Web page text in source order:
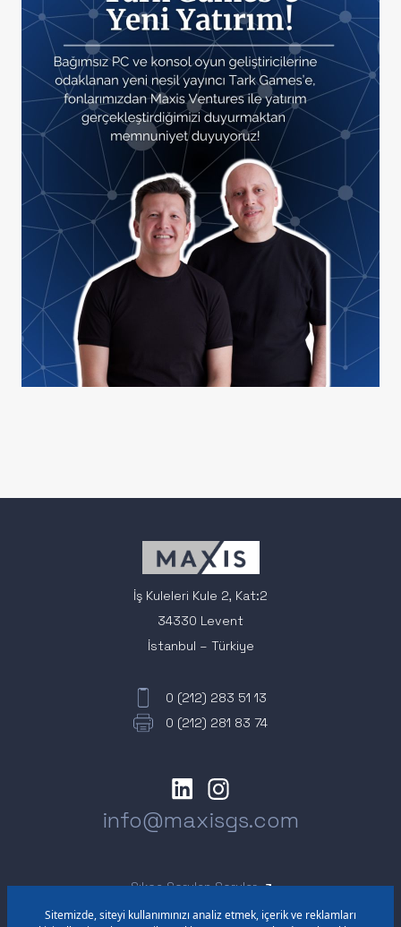
İş Kuleleri Kule 2, Kat:2
34330 Levent
İstanbul – Türkiye
0 (212) 283 51 13
0 (212) 281 83 74
info@maxisgs.com
Sıkça Sorulan Sorular
Sürekli Bilgilendirme Formu